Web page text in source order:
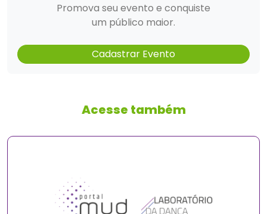
Promova seu evento e conquiste
um público maior.
Cadastrar Evento
Acesse também